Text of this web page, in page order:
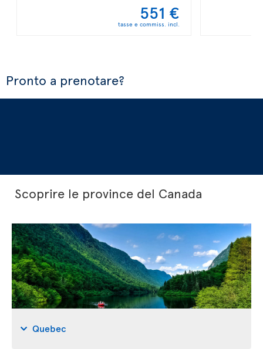
551 €
tasse e commiss. incl.
Pronto a prenotare?
Scoprire le province del Canada
Quebec